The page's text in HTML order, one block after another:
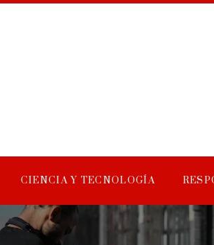
CIENCIA Y TECNOLOGÍA